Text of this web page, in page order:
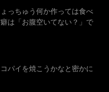
っちゅう何か作っては食べ
は「お腹空いてない？」で
パイを焼こうかなと密かに